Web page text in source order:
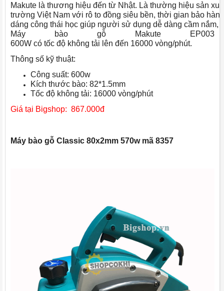
Makute là thương hiệu đến từ Nhật. Là thường hiệu sản
trường Việt Nam với rô to đồng siêu bền, thời gian bảo
dáng công thái học giúp người sử dụng dễ dàng cầm
Máy bào gỗ Makute EP003
600W có tốc độ không tải lên đến 16000 vòng/phút.
Thông số kỹ thuật:
Công suất: 600w
Kích thước bào: 82*1.5mm
Tốc độ không tải: 16000 vòng/phút
Giá tại Bigshop: 867.000đ
Máy bào gỗ Classic 80x2mm 570w mã 8357